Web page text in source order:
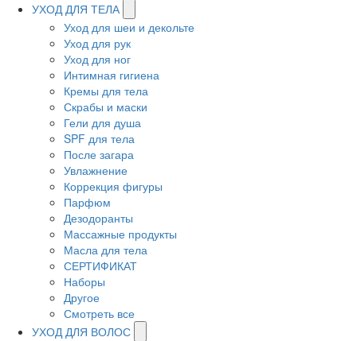
УХОД ДЛЯ ТЕЛА
Уход для шеи и декольте
Уход для рук
Уход для ног
Интимная гигиена
Кремы для тела
Скрабы и маски
Гели для душа
SPF для тела
После загара
Увлажнение
Коррекция фигуры
Парфюм
Дезодоранты
Массажные продукты
Масла для тела
СЕРТИФИКАТ
Наборы
Другое
Смотреть все
УХОД ДЛЯ ВОЛОС